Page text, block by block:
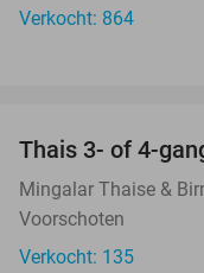
Verkocht: 864
Thais 3- of 4-
Mingalar Thaise &
Voorschoten
Verkocht: 135